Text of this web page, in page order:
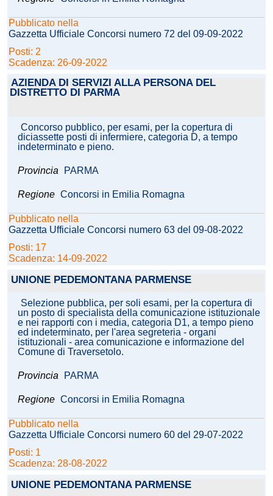
Pubblicato nella
Gazzetta Ufficiale Concorsi numero 72 del 09-09-2022
Posti: 2
Scadenza: 26-09-2022
AZIENDA DI SERVIZI ALLA PERSONA DEL
DISTRETTO DI PARMA
Concorso pubblico, per esami, per la copertura di
diciassette posti di infermiere, categoria D, a tempo
indeterminato e pieno.
Provincia PARMA
Regione Concorsi in Emilia Romagna
Pubblicato nella
Gazzetta Ufficiale Concorsi numero 63 del 09-08-2022
Posti: 17
Scadenza: 14-09-2022
UNIONE PEDEMONTANA PARMENSE
Selezione pubblica, per soli esami, per la copertura di
un posto di specialista della comunicazione istituzionale
e nei rapporti con i media, categoria D1, a tempo pieno
ed indeterminato, per l'area segreteria - organi
istituzionali - area comunicazione e informazione del
Comune di Traversetolo.
Provincia PARMA
Regione Concorsi in Emilia Romagna
Pubblicato nella
Gazzetta Ufficiale Concorsi numero 60 del 29-07-2022
Posti: 1
Scadenza: 28-08-2022
UNIONE PEDEMONTANA PARMENSE